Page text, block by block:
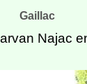
Gaillac
Najac